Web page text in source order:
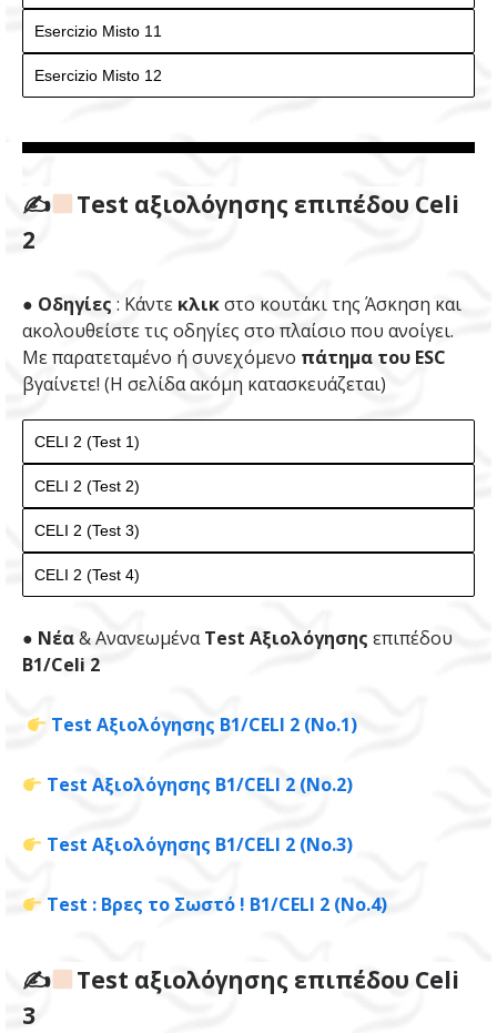
✍
Test αξιολόγησης επιπέδου Celi
2
● Οδηγίες : Κάντε κλικστο κουτάκι της Άσκηση και
ακολουθείστε τις οδηγίες στο πλαίσιο που ανοίγει.
Με παρατεταμένο ή συνεχόμενο πάτημα του ESC
βγαίνετε! (Η σελίδα ακόμη κατασκευάζεται)
● Νέα& ΑνανεωμέναTest Αξιολόγησης επιπέδου
B1/Celi 2
Test Αξιολόγησης Β1/CELI 2 (Νο.1)
Test Αξιολόγησης Β1/CELI 2 (Νο.2)
Test Αξιολόγησης Β1/CELI 2 (Νο.3)
Test : Βρες το Σωστό ! Β1/CELI 2 (Νο.4)
✍
Test αξιολόγησης επιπέδου Celi
3